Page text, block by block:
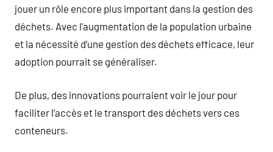
jouer un rôle encore plus important dans la gestion des
déchets. Avec l’augmentation de la population urbaine
et la nécessité d’une gestion des déchets efficace, leur
adoption pourrait se généraliser.
De plus, des innovations pourraient voir le jour pour
faciliter l’accès et le transport des déchets vers ces
conteneurs.